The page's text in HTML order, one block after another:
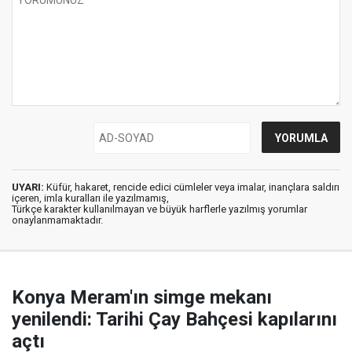
UYARI: Küfür, hakaret, rencide edici cümleler veya imalar, inançlara saldırı
içeren, imla kuralları ile yazılmamış,
Türkçe karakter kullanılmayan ve büyük harflerle yazılmış yorumlar
onaylanmamaktadır.
Konya Meram'ın simge mekanı
yenilendi: Tarihi Çay Bahçesi kapılarını
açtı